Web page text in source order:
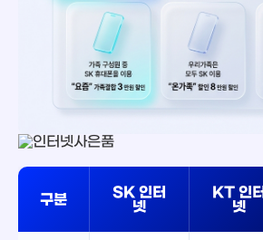
구분
SK 인터
넷
KT 인터
넷